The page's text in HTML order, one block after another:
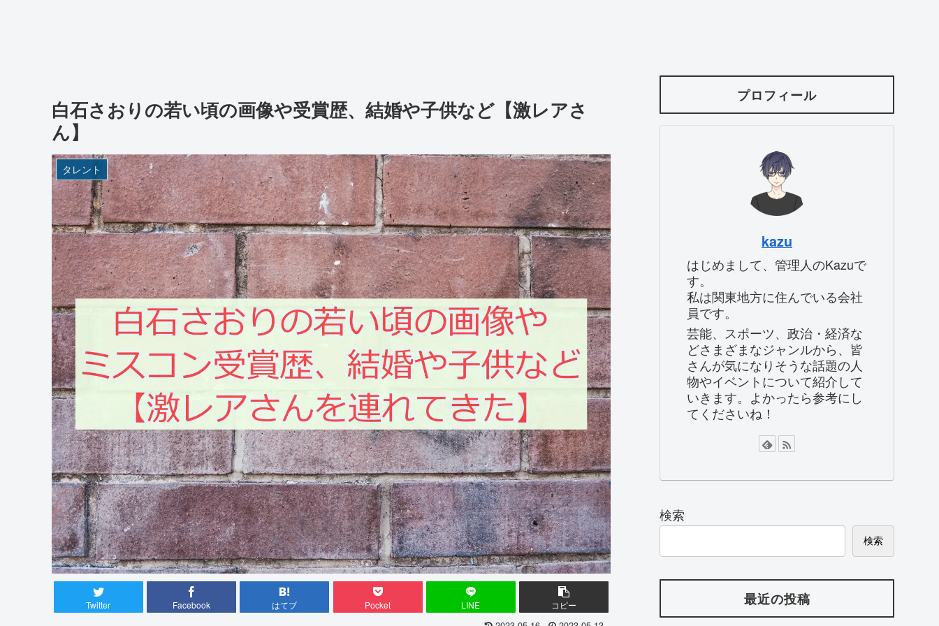
白石さおりの若い頃の画像や受賞歴、結婚や子供など【激レアさ
ん】
タレント
Twitter Facebook はてブ Pocket LINE コピー
プロフィール
kazu
はじめまして、管理人のKazuで
す。
私は関東地方に住んでいる会社
員です。
芸能、スポーツ、政治・経済な
どさまざまなジャンルから、皆
さんが気になりそうな話題の人
物やイベントについて紹介して
いきます。よかったら参考にし
てくださいね！
検索
検索
最近の投稿